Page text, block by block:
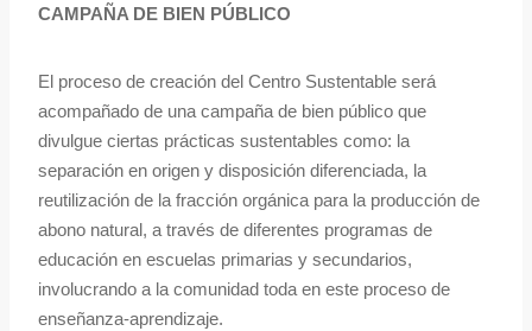
CAMPAÑA DE BIEN PÚBLICO
El proceso de creación del Centro Sustentable será
acompañado de una campaña de bien público que
divulgue ciertas prácticas sustentables como: la
separación en origen y disposición diferenciada, la
reutilización de la fracción orgánica para la producción de
abono natural, a través de diferentes programas de
educación en escuelas primarias y secundarios,
involucrando a la comunidad toda en este proceso de
enseñanza-aprendizaje.